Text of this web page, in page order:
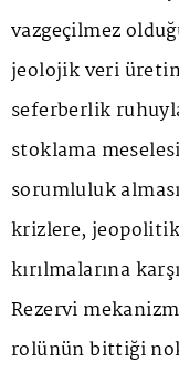
vazgeçilmez
jeolojik veri
seferberlik
stoklama
sorumluluk
krizlere,
kırılmalarına
Rezervi
rolünün bittiği